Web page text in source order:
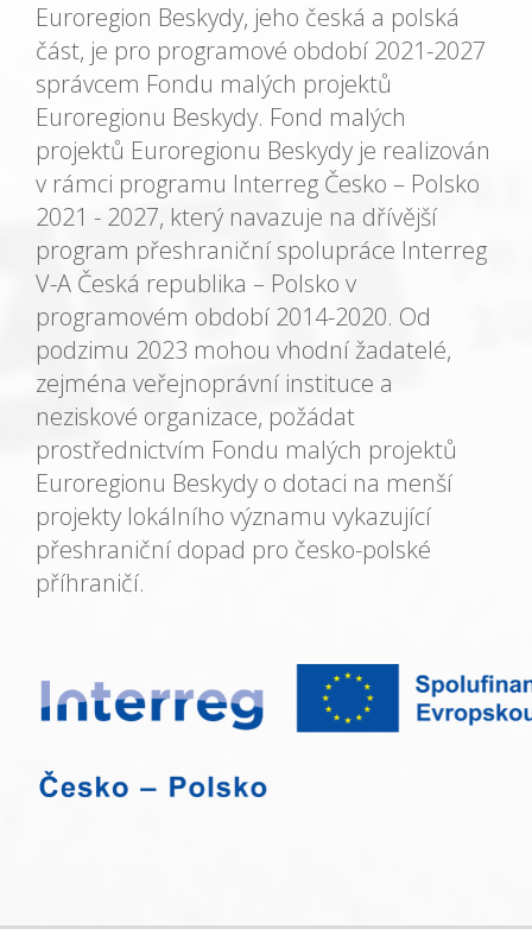
Euroregion Beskydy, jeho česká a polská
část, je pro programové období 2021-2027
správcem Fondu malých projektů
Euroregionu Beskydy. Fond malých
projektů Euroregionu Beskydy je realizován
v rámci programu Interreg Česko – Polsko
2021 - 2027, který navazuje na dřívější
program přeshraniční spolupráce Interreg
V-A Česká republika – Polsko v
programovém období 2014-2020. Od
podzimu 2023 mohou vhodní žadatelé,
zejména veřejnoprávní instituce a
neziskové organizace, požádat
prostřednictvím Fondu malých projektů
Euroregionu Beskydy o dotaci na menší
projekty lokálního významu vykazující
přeshraniční dopad pro česko-polské
příhraničí.